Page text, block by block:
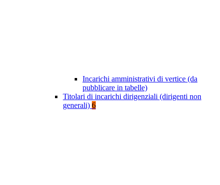
Incarichi amministrativi di vertice (da
pubblicare in tabelle)
Titolari di incarichi dirigenziali (dirigenti non
generali) 6